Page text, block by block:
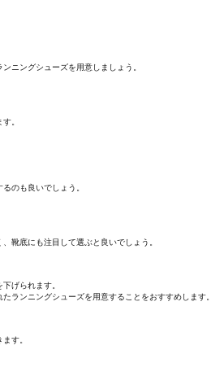
ニングシューズを用意しましょう。
。
のも良いでしょう。
靴底にも注目して選ぶと良いでしょう。
げられます。
ランニングシューズを用意することをおすすめします。
す。